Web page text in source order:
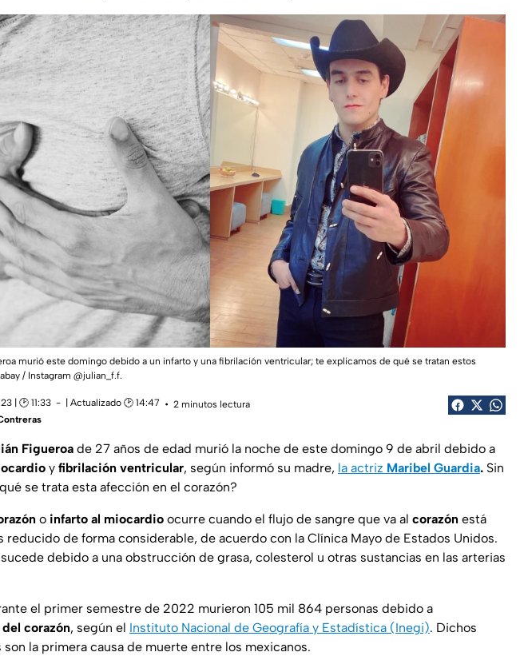
murió este domingo debido a un infarto y una fibrilación ventricular; te explicamos de qué se tratan estos
/ Instagram @julian_f.f.
| 🕑 11:33 | Actualizado 🕑 14:47
2 minutos lectura
Figueroa de 27 años de edad murió la noche de este domingo 9 de abril debido a
y fibrilación ventricular, según informó su madre, la actriz Maribel Guardia. Sin
se trata esta afección en el corazón?
o infarto al miocardio ocurre cuando el flujo de sangre que va al corazón está
reducido de forma considerable, de acuerdo con la Clínica Mayo de Estados Unidos.
debido a una obstrucción de grasa, colesterol u otras sustancias en las arterias
el primer semestre de 2022 murieron 105 mil 864 personas debido a
corazón, según el Instituto Nacional de Geografía y Estadística (Inegi). Dichos
la primera causa de muerte entre los mexicanos.